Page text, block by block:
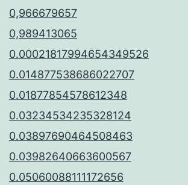
0,966679657
0,989413065
0.00021817994654349526
0.014877538686022707
0.01877854578612348
0.03234534235328124
0.03897690464508463
0.03982640663600567
0.05060088111172656